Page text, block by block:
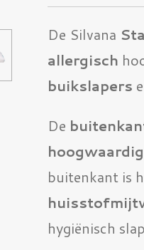
De Silvana
allergisch
buikslapers
De
buitenkant is
hygiënisch